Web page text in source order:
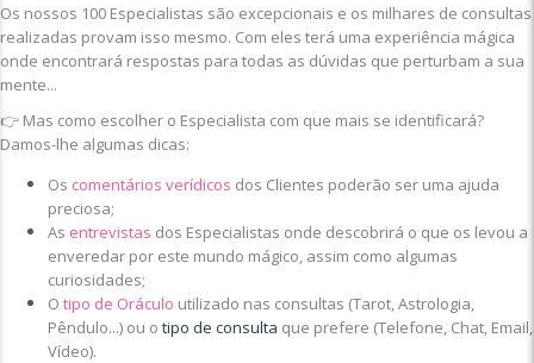
Os nossos 100 Especialistas são excepcionais e os milhares de consultas
realizadas provam isso mesmo. Com eles terá uma experiência mágica
onde encontrará respostas para todas as dúvidas que perturbam a sua
mente...
👉 Mas como escolher o Especialista com que mais se identificará?
Damos-lhe algumas dicas:
Os comentários verídicos dos Clientes poderão ser uma ajuda
preciosa;
As entrevistas dos Especialistas onde descobrirá o que os levou a
enveredar por este mundo mágico, assim como algumas
curiosidades;
O tipo de Oráculo utilizado nas consultas (Tarot, Astrologia,
Pêndulo...) ou o tipo de consulta que prefere (Telefone, Chat, Email,
Vídeo).